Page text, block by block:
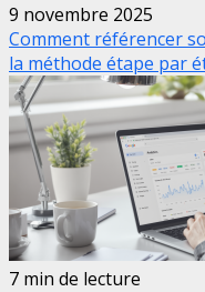
9 novembre 2025
Comment référencer
la méthode étape par
7 min de lecture